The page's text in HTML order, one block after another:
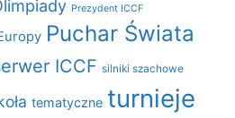
Prezydent ICCF
Puchar Świata
ICCF silniki szachowe
tematyczne turnieje